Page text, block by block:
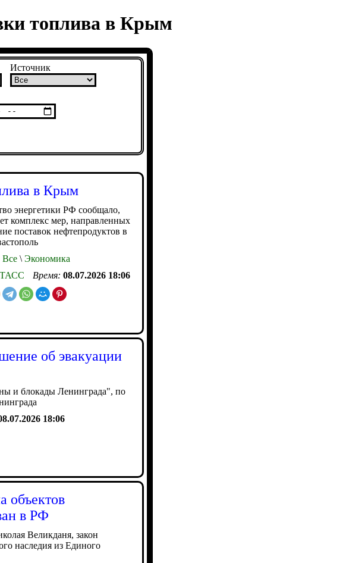
топлива в Крым
Источник
в Крым
энергетики РФ сообщало,
комплекс мер, направленных
поставок нефтепродуктов в
Все \ Экономика
ТАСС Время: 08.07.2026 18:06
об эвакуации
и блокады Ленинграда", по
18:06
объектов
в РФ
Великданя, закон
наследия из Единого